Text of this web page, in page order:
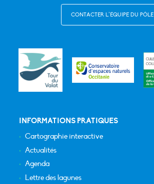
CONTACTER L’ÉQUIPE DU PÔLE
INFORMATIONS PRATIQUES
Cartographie interactive
Actualités
Agenda
Lettre des lagunes